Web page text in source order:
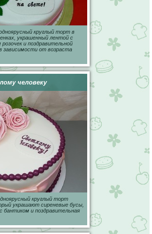
круглый торт в
украшенный лентой с
и поздравительной
зависимости от возраста
человеку
круглый торт
украшают сиреневые бусы,
бантиком и поздравительная